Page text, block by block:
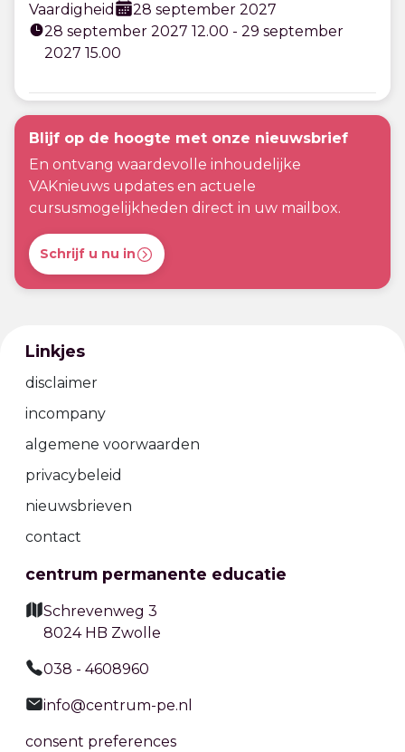
Vaardigheid
28 september 2027
28 september 2027 12.00 - 29 september
2027 15.00
Blijf op de hoogte met onze nieuwsbrief
En ontvang waardevolle inhoudelijke
VAKnieuws updates en actuele
cursusmogelijkheden direct in uw mailbox.
Schrijf u nu in
Linkjes
disclaimer
incompany
algemene voorwaarden
privacybeleid
nieuwsbrieven
contact
centrum permanente educatie
Schrevenweg 3
8024 HB Zwolle
038 - 4608960
info@centrum-pe.nl
consent preferences